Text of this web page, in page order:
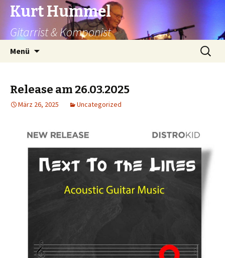
Kurt Hummel
Gitarrist & Komponist
Menü
Suchen
nach:
Release am 26.03.2025
März 26, 2025 Uncategorized